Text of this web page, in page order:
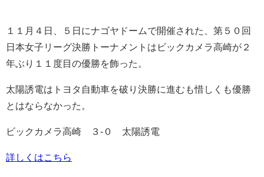
１１月４日、５日にナゴヤドームで開催された、第５０回
日本女子リーグ決勝トーナメントはビックカメラ高崎が２
年ぶり１１度目の優勝を飾った。
太陽誘電はトヨタ自動車を破り決勝に進むも惜しくも優勝
とはならなかった。
ビックカメラ高崎 ３-０ 太陽誘電
詳しくはこちら